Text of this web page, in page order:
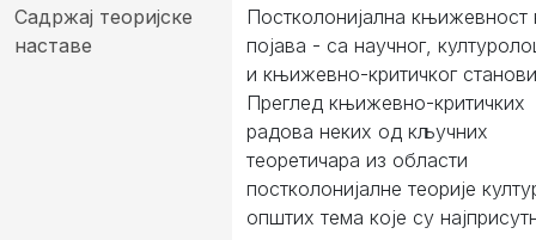
Садржај теоријске
наставе
Постколонијална књижевност
појава - са научног,
и књижевно-критичког
Преглед књижевно-критичких
радова неких од кључних
теоретичара из области
постколонијалне теорије
општих тема које су